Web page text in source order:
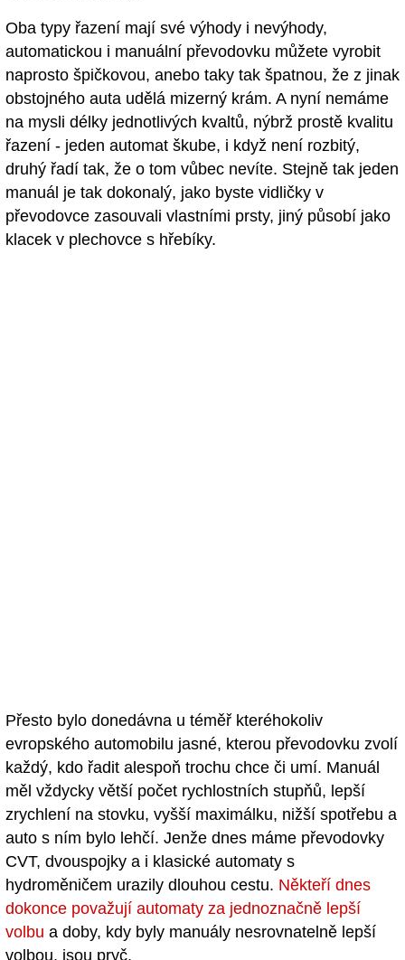
Oba typy řazení mají své výhody i nevýhody,
automatickou i manuální převodovku můžete vyrobit
naprosto špičkovou, anebo taky tak špatnou, že z jinak
obstojného auta udělá mizerný krám. A nyní nemáme
na mysli délky jednotlivých kvaltů, nýbrž prostě kvalitu
řazení - jeden automat škube, i když není rozbitý,
druhý řadí tak, že o tom vůbec nevíte. Stejně tak jeden
manuál je tak dokonalý, jako byste vidličky v
převodovce zasouvali vlastními prsty, jiný působí jako
klacek v plechovce s hřebíky.
Přesto bylo donedávna u téměř kteréhokoliv
evropského automobilu jasné, kterou převodovku zvolí
každý, kdo řadit alespoň trochu chce či umí. Manuál
měl vždycky větší počet rychlostních stupňů, lepší
zrychlení na stovku, vyšší maximálku, nižší spotřebu a
auto s ním bylo lehčí. Jenže dnes máme převodovky
CVT, dvouspojky a i klasické automaty s
hydroměničem urazily dlouhou cestu. Někteří dnes
dokonce považují automaty za jednoznačně lepší
volbu a doby, kdy byly manuály nesrovnatelně lepší
volbou, jsou pryč.